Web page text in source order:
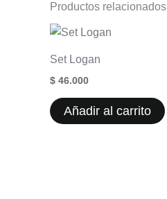
Productos relacionados
Set Logan
$ 46.000
Añadir al carrito